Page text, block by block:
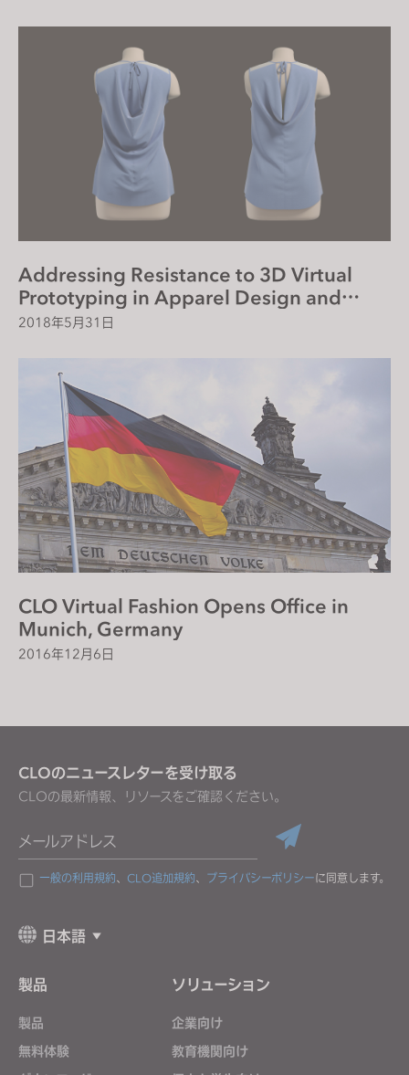
Addressing Resistance to 3D Virtual
Prototyping in Apparel Design and
Product Development
2018年5月31日
CLO Virtual Fashion Opens Office in
Munich, Germany
2016年12月6日
CLOのニュースレターを受け取る
CLOの最新情報、リソースをご確認ください。
メールアドレス
一般の利用規約、 CLO追加規約、 プライバシーポリシーに同意します。
日本語
製品
製品
無料体験
ソリューション
企業向け
教育機関向け